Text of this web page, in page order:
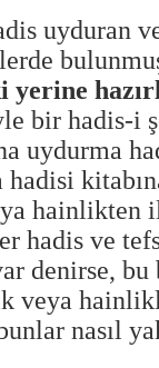
uyduran
yerine
bir hadis-i
uydurma
hainlikten
hadis ve
denirse,
nasıl